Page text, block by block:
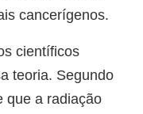
cancerígenos.
científicos
teoria. Segundo
que a radiação